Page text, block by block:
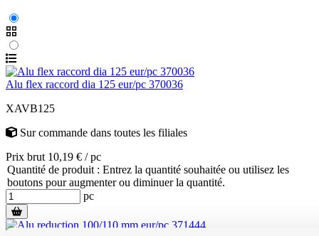
Alu flex raccord dia 125 eur/pc 370036
XAVB125
Sur commande dans toutes les filiales
Prix brut 10,19 € / pc
Quantité de produit : Entrez la quantité souhaitée ou utilisez les
boutons pour augmenter ou diminuer la quantité.
pc